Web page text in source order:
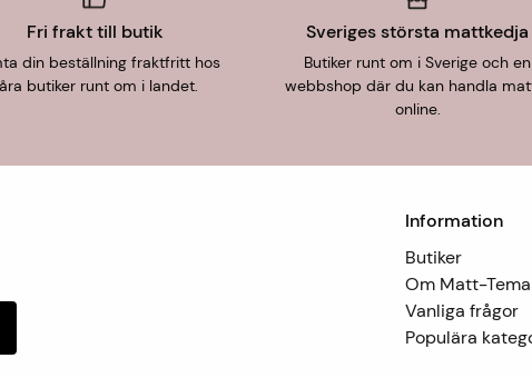
Fri frakt till butik
din beställning fraktfritt hos
butiker runt om i landet.
Sveriges största mattkedja
Butiker runt om i Sverige och en
webbshop där du kan handla
online.
Information
Butiker
Om Matt-Tema
Vanliga frågor
Populära